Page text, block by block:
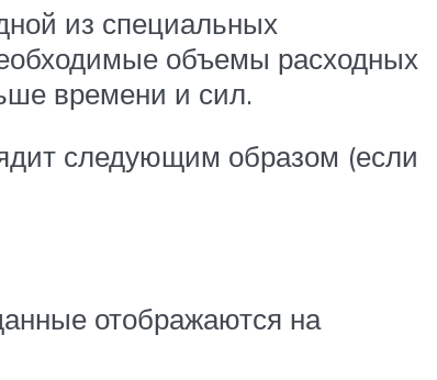
из специальных
объемы расходных
времени и сил.
следующим образом (если
отображаются на